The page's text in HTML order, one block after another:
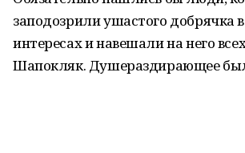
заподозрили ушастого добрячка
интересах и навешали на него
Шапокляк. Душераздирающее